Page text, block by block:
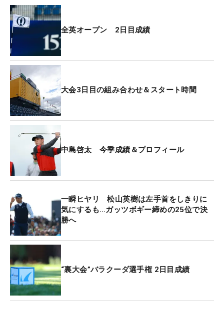
「耐えきれなかったので悔しい。技術（が足りない
の）だと思う。きょうだけではなくて、きのうもミ
スしていた場所がある。全体的にもっと上手くなり
たい」。大事な場面で崩れた原因を、こう振り返
る。「予選ギリギリで追い込まれた中でも、しっか
りいいショットを打てるような技術と精神力を持ち
たい。今はあまり振り返れないけど…。予選を通る
ことができなくて本当に悔しい」。終盤の失速に加
え、日本ツアーで今季1勝、5週連続最終日最終組を
経験するなど好調を維持して臨んだだけに、ショッ
クは大きい。
ズノオープン」で、その中島をプレーオフで退け初
優勝し出場を叶えた平田憲聖は、初の全英でトータ
ル14オーバー・148位タイと惨敗した。リズムが崩
れたのが、ティショットをロストしダブルボギーを
叩いた7番。「6番までガマンできていたけど、リズ
ムも、流れも全て悪くなった。（8番でも）ダボが
続いて、気持ちを切り替えられなかった」。ホロ苦
デビューを振り返る。
全英オープン 2日目成績
大会3日目の組み合わせ＆スタート時間
中島啓太 今季成績＆プロフィール
一瞬ヒヤリ 松山英樹は左手首をしきりに
気にするも…ガッツボギー締めの25位で決
勝へ
“裏大会”バラクーダ選手権 2日目成績